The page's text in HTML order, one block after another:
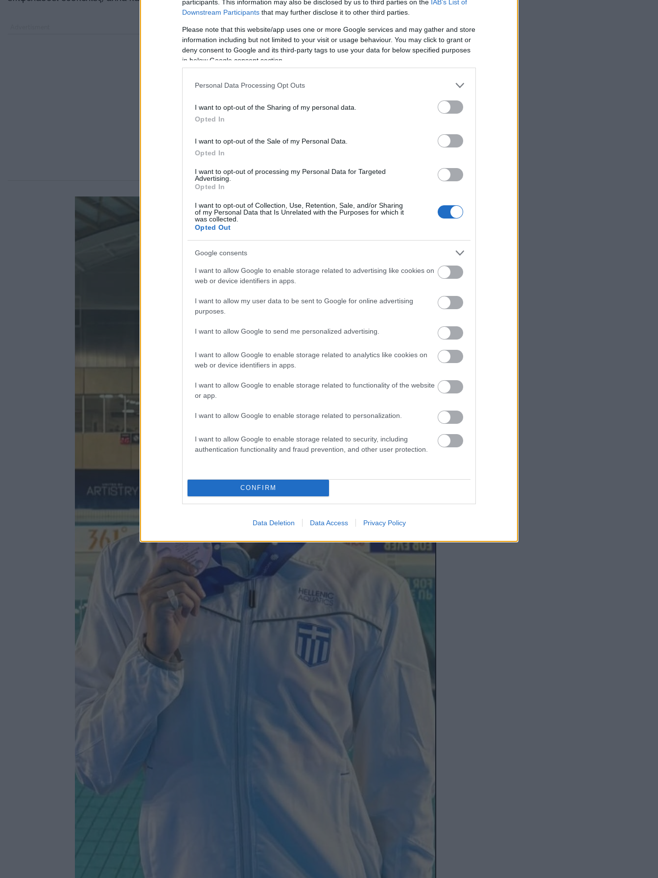
participants. This information may also be disclosed by us to third parties on the IAB’s List of
Downstream Participants that may further disclose it to other third parties.
Please note that this website/app uses one or more Google services and may gather and store
information including but not limited to your visit or usage behaviour. You may click to grant or
deny consent to Google and its third-party tags to use your data for below specified purposes
in below Google consent section.
Personal Data Processing Opt Outs
I want to opt-out of the Sharing of my personal data.
Opted In
I want to opt-out of the Sale of my Personal Data.
Opted In
I want to opt-out of processing my Personal Data for Targeted
Advertising.
Opted In
I want to opt-out of Collection, Use, Retention, Sale, and/or Sharing
of my Personal Data that Is Unrelated with the Purposes for which it
was collected.
Opted Out
Google consents
I want to allow Google to enable storage related to advertising like cookies on
web or device identifiers in apps.
I want to allow my user data to be sent to Google for online advertising
purposes.
I want to allow Google to send me personalized advertising.
I want to allow Google to enable storage related to analytics like cookies on
web or device identifiers in apps.
I want to allow Google to enable storage related to functionality of the website
or app.
I want to allow Google to enable storage related to personalization.
I want to allow Google to enable storage related to security, including
authentication functionality and fraud prevention, and other user protection.
CONFIRM
Data Deletion Data Access Privacy Policy